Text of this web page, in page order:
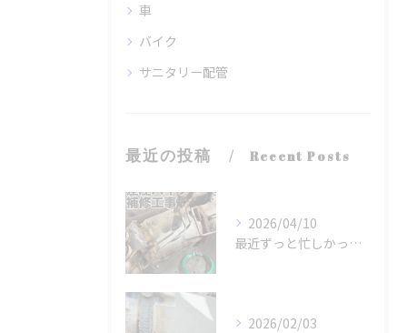
車
バイク
サニタリー配管
最近の投稿 Recent Posts
2026/04/10
最近ずっと忙しかったな💦
2026/02/03